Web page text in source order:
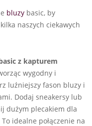
bluzy basic, by
naszych ciekawych
z kapturem
wygodny i
luźniejszy fason bluzy i
Dodaj sneakersy lub
dużym plecakiem dla
idealne połączenie na